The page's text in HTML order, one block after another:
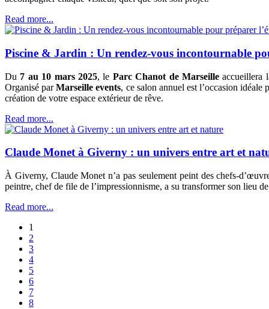
Read more...
Piscine & Jardin : Un rendez-vous incontournable
Du 7 au 10 mars 2025, le Parc Chanot de Marseilleaccueillera
Organisé parMarseille events, ce salon annuel est l’occasion
création de votre espace extérieur de rêve.
Read more...
Claude Monet à Giverny : un univers entre art et
À Giverny, Claude Monet n’a pas seulement peint des chefs-
peintre, chef de file de l’impressionnisme, a su transformer son lieu
Read more...
1
2
3
4
5
6
7
8